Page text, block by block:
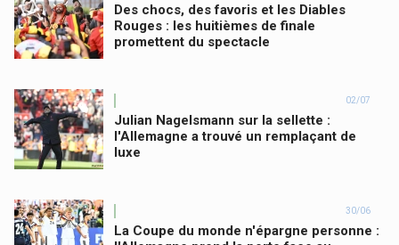
Des chocs, des favoris et les Diables
Rouges : les huitièmes de finale
promettent du spectacle
02/07
Julian Nagelsmann sur la sellette :
l'Allemagne a trouvé un remplaçant de
luxe
30/06
La Coupe du monde n'épargne personne :